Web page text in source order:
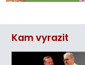
Kam vyrazit